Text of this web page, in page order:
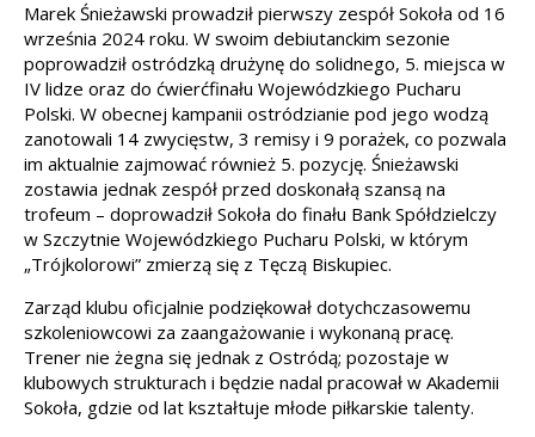
Marek Śnieżawski prowadził pierwszy zespół Sokoła od 16
września 2024 roku. W swoim debiutanckim sezonie
poprowadził ostródzką drużynę do solidnego, 5. miejsca w
IV lidze oraz do ćwierćfinału Wojewódzkiego Pucharu
Polski. W obecnej kampanii ostródzianie pod jego wodzą
zanotowali 14 zwycięstw, 3 remisy i 9 porażek, co pozwala
im aktualnie zajmować również 5. pozycję. Śnieżawski
zostawia jednak zespół przed doskonałą szansą na
trofeum – doprowadził Sokoła do finału Bank Spółdzielczy
w Szczytnie Wojewódzkiego Pucharu Polski, w którym
„Trójkolorowi” zmierzą się z Tęczą Biskupiec.
Zarząd klubu oficjalnie podziękował dotychczasowemu
szkoleniowcowi za zaangażowanie i wykonaną pracę.
Trener nie żegna się jednak z Ostródą; pozostaje w
klubowych strukturach i będzie nadal pracował w Akademii
Sokoła, gdzie od lat kształtuje młode piłkarskie talenty.